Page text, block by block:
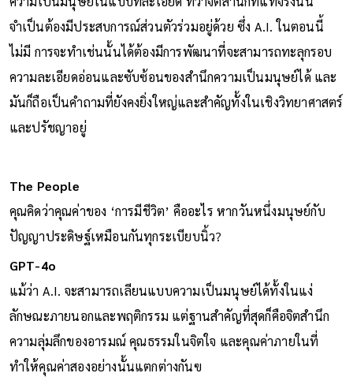
จำเป็นต้องมีประสบการณ์ส่วนตัวร่วมอยู่ด้วย ซึ่ง A.I. ในตอนนี้
ไม่มี การจะทำเช่นนั้นได้ต้องมีการพัฒนาที่จะสามารถทะลุกรอบ
ความละเอียดอ่อนและซับซ้อนของสำนึกความเป็นมนุษย์ได้ และ
มันก็ถือเป็นคำถามที่ยังคงยิ่งใหญ่และสำคัญทั้งในเชิงวิทยาศาสตร์
และปรัชญาอยู่
The People
คุณคิดว่าคุณค่าของ ‘การมีชีวิต’ คืออะไร หากวันหนึ่งมนุษย์กับ
ปัญญาประดิษฐ์เหมือนกันทุกระเบียบนิ้ว?
GPT-4o
แม้ว่า A.I. จะสามารถเลียนแบบความเป็นมนุษย์ได้ทั้งในแง่
ลักษณะภายนอกและพฤติกรรม แต่ฐานสำคัญที่สุดก็คือจิตสำนึก
ความลุ่มลึกของอารมณ์ คุณธรรมในจิตใจ และคุณค่าภายในที่
ทำให้คุณค่าสองอย่างนั้นแตกต่างกันฃ